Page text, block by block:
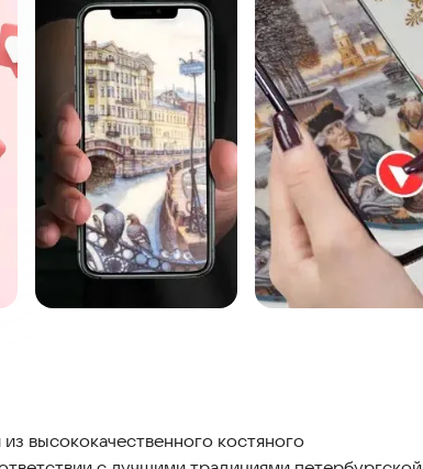
высококачественного костяного